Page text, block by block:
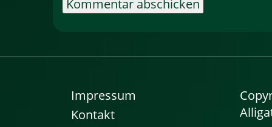
Impressum
Kontakt